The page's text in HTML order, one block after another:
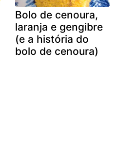
Bolo de cenoura,
laranja e gengibre
(e a história do
bolo de cenoura)